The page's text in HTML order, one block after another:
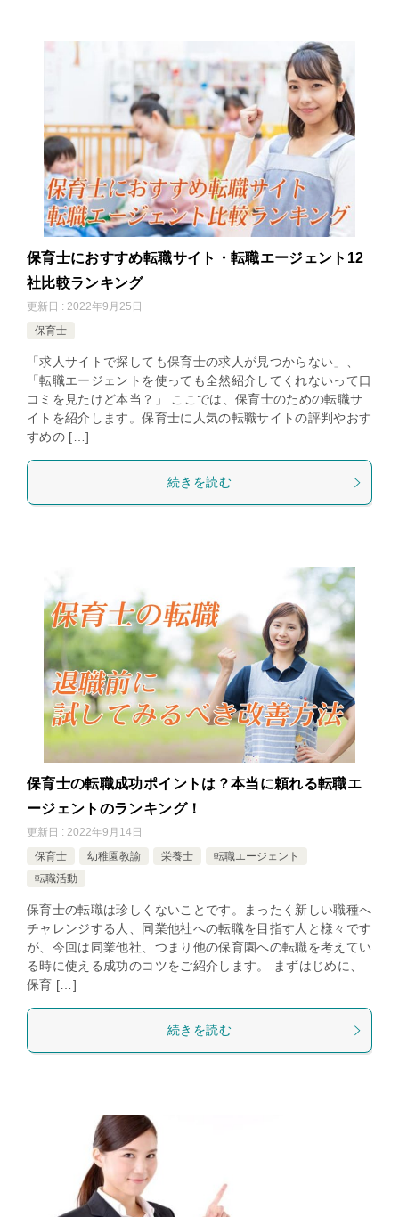
保育士におすすめ転職サイト・転職エージェント12
社比較ランキング
更新日 : 2022年9月25日
保育士
「求人サイトで探しても保育士の求人が見つからない」、
「転職エージェントを使っても全然紹介してくれないって口
コミを見たけど本当？」 ここでは、保育士のための転職サ
イトを紹介します。保育士に人気の転職サイトの評判やおす
すめの […]
続きを読む
保育士の転職成功ポイントは？本当に頼れる転職エ
ージェントのランキング！
更新日 : 2022年9月14日
保育士
幼稚園教諭 栄養士
転職エージェント
転職活動
保育士の転職は珍しくないことです。まったく新しい職種へ
チャレンジする人、同業他社への転職を目指す人と様々です
が、今回は同業他社、つまり他の保育園への転職を考えてい
る時に使える成功のコツをご紹介します。 まずはじめに、
保育 […]
続きを読む